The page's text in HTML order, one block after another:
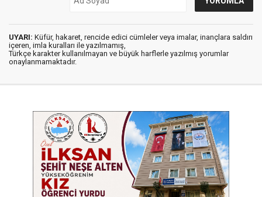
UYARI: Küfür, hakaret, rencide edici cümleler veya imalar, inançlara saldırı
içeren, imla kuralları ile yazılmamış,
Türkçe karakter kullanılmayan ve büyük harflerle yazılmış yorumlar
onaylanmamaktadır.